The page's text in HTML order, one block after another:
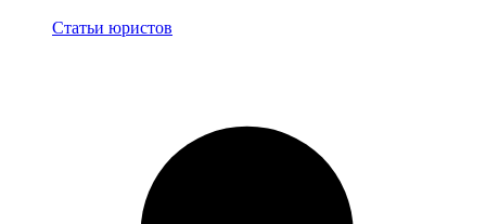
Блог
Статьи юристов